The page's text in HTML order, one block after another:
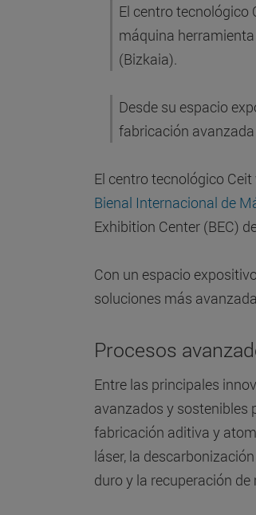
El centro tecnológico
máquina
(Bizkaia).
Desde su espacio
fabricación
El centro tecnológico
Bienal Internacional de
Exhibition Center (BEC)
Con un espacio
soluciones más
Procesos
Entre las principales
avanzados y sostenibles
fabricación aditiva y
láser, la
duro y la recuperación